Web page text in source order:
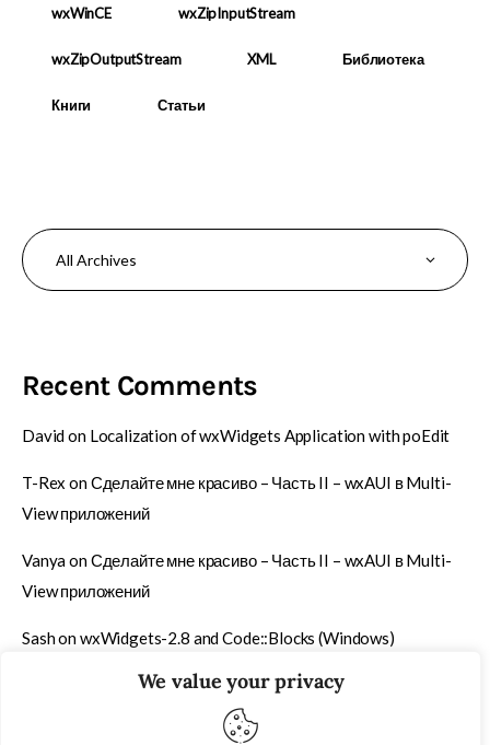
We value your privacy
wxWinCE wxZipInputStream
wxZipOutputStream XML Библиотека
Книги Статьи
Recent Comments
Davidon Localization of wxWidgets Application with poEdit
T-Rex onСделайте мне красиво – Часть II – wxAUI в Multi-
View приложений
VanyaonСделайте мне красиво – Часть II – wxAUI в Multi-
View приложений
SashonwxWidgets-2.8 and Code::Blocks (Windows)
Быстрый способ упаковки содержимого папки в